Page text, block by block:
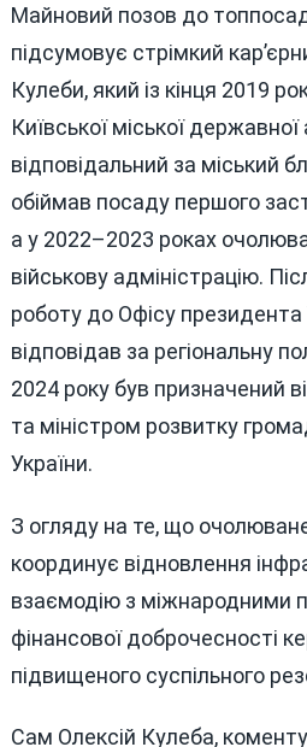
Майновий позов до
підсумовує стрімкий
Кулеби, який із кінця 2019
Київської міської
відповідальний за міський
обіймав посаду першого
а у 2022–2023 роках
військову адміністрацію.
роботу до Офісу президента
відповідав за регіональну
2024 року був призначений
та міністром розвитку
України.
З огляду на те, що
координує відновлення
взаємодію з міжнародними
фінансової доброчесності
підвищеного суспільного
Сам Олексій Кулеба,